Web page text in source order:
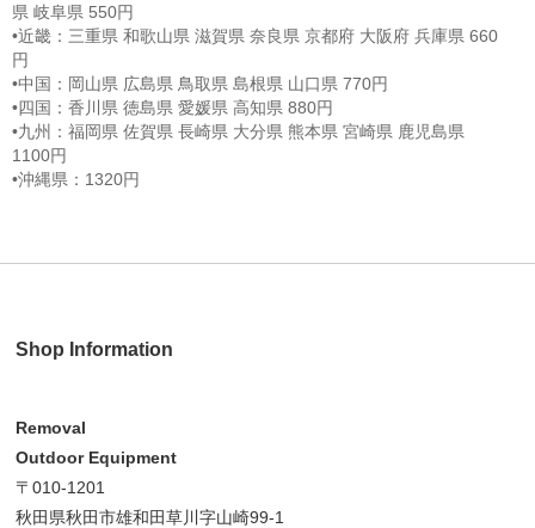
県 岐阜県 550円
•近畿：三重県 和歌山県 滋賀県 奈良県 京都府 大阪府 兵庫県 660
円
•中国：岡山県 広島県 鳥取県 島根県 山口県 770円
•四国：香川県 徳島県 愛媛県 高知県 880円
•九州：福岡県 佐賀県 長崎県 大分県 熊本県 宮崎県 鹿児島県
1100円
•沖縄県：1320円
Shop Information
Removal
Outdoor Equipment
〒010-1201
秋田県秋田市雄和田草川字山崎99-1